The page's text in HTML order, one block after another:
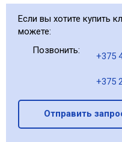
Если вы хотите купить
можете:
Позвонить:
+375
+375
Отправить